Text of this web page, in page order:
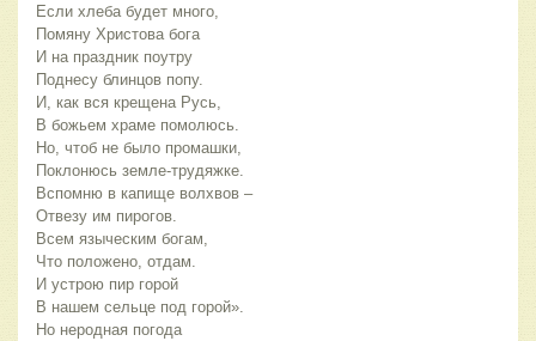
Если хлеба будет много,
Помяну Христова бога
И на праздник поутру
Поднесу блинцов попу.
И, как вся крещена Русь,
В божьем храме помолюсь.
Но, чтоб не было промашки,
Поклонюсь земле-трудяжке.
Вспомню в капище волхвов –
Отвезу им пирогов.
Всем языческим богам,
Что положено, отдам.
И устрою пир горой
В нашем сельце под горой».
Но неродная погода